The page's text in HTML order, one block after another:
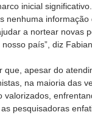
inicial
nenhuma
a nortear novas
país”, diz
que, apesar do
na maioria das
valorizados,
pesquisadoras